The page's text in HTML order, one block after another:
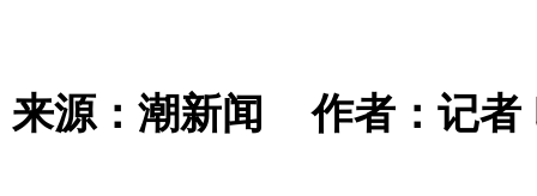
来源：潮新闻作者：记